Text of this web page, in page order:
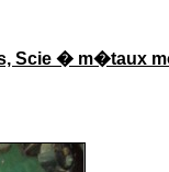
Scie � m�taux